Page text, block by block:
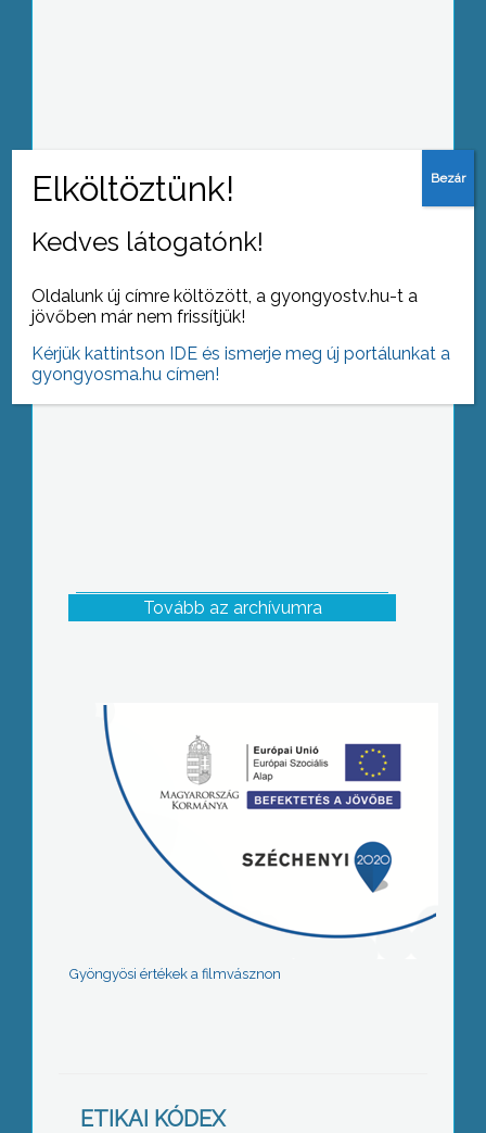
megrendezték a városunkban a
Sportbált
Tovább az archívumra
Gyöngyösi értékek a filmvásznon
ETIKAI KÓDEX
Kedves látogatónk!
Oldalunk új címre költözött, a gyongyostv.hu-t a
jövőben már nem frissítjük!
Kérjük kattintson IDE és ismerje meg új portálunkat a
gyongyosma.hu címen!